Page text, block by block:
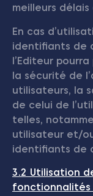
meilleurs
En cas
identifiants de
l’Editeur
la sécurité de
utilisateurs, la
de celui de
telles,
utilisateur et/
identifiants de
3.2 Utilisation
fonctionnalités